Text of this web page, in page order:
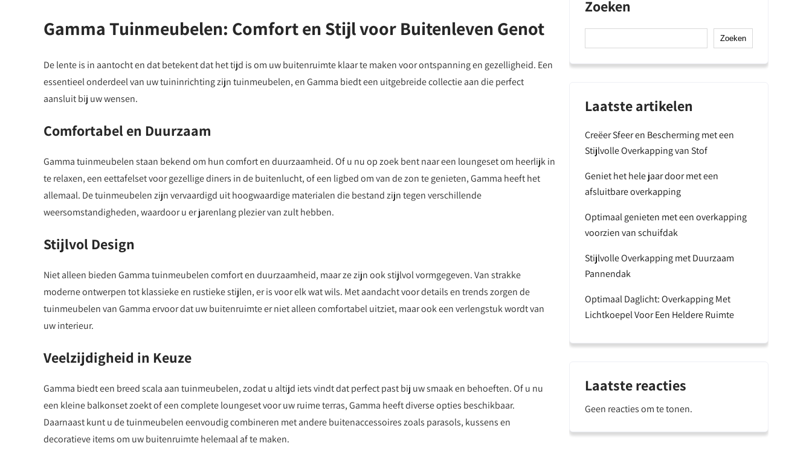
Gamma Tuinmeubelen: Comfort en Stijl voor Buitenleven Genot
De lente is in aantocht en dat betekent dat het tijd is om uw buitenruimte klaar te maken voor ontspanning en gezelligheid. Een
essentieel onderdeel van uw tuininrichting zijn tuinmeubelen, en Gamma biedt een uitgebreide collectie aan die perfect
aansluit bij uw wensen.
Comfortabel en Duurzaam
Gamma tuinmeubelen staan bekend om hun comfort en duurzaamheid. Of u nu op zoek bent naar een loungeset om heerlijk in
te relaxen, een eettafelset voor gezellige diners in de buitenlucht, of een ligbed om van de zon te genieten, Gamma heeft het
allemaal. De tuinmeubelen zijn vervaardigd uit hoogwaardige materialen die bestand zijn tegen verschillende
weersomstandigheden, waardoor u er jarenlang plezier van zult hebben.
Stijlvol Design
Niet alleen bieden Gamma tuinmeubelen comfort en duurzaamheid, maar ze zijn ook stijlvol vormgegeven. Van strakke
moderne ontwerpen tot klassieke en rustieke stijlen, er is voor elk wat wils. Met aandacht voor details en trends zorgen de
tuinmeubelen van Gamma ervoor dat uw buitenruimte er niet alleen comfortabel uitziet, maar ook een verlengstuk wordt van
uw interieur.
Veelzijdigheid in Keuze
Gamma biedt een breed scala aan tuinmeubelen, zodat u altijd iets vindt dat perfect past bij uw smaak en behoeften. Of u nu
een kleine balkonset zoekt of een complete loungeset voor uw ruime terras, Gamma heeft diverse opties beschikbaar.
Daarnaast kunt u de tuinmeubelen eenvoudig combineren met andere buitenaccessoires zoals parasols, kussens en
decoratieve items om uw buitenruimte helemaal af te maken.
Zoeken
Zoeken
Laatste artikelen
Creëer Sfeer en Bescherming met een
Stijlvolle Overkapping van Stof
Geniet het hele jaar door met een
afsluitbare overkapping
Optimaal genieten met een overkapping
voorzien van schuifdak
Stijlvolle Overkapping met Duurzaam
Pannendak
Optimaal Daglicht: Overkapping Met
Lichtkoepel Voor Een Heldere Ruimte
Laatste reacties
Geen reacties om te tonen.